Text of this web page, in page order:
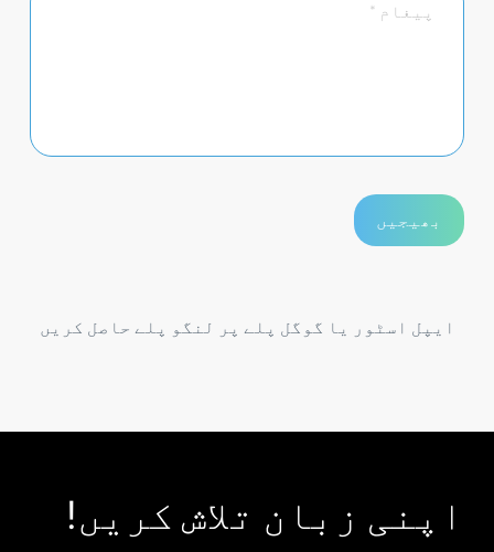
ایپل اسٹور یا گوگل پلے پر لنگو پلے حاصل کریں
اپنی زبان تلاش کریں!